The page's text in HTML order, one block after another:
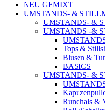
NEU GEMIXT
UMSTANDS- &
UMSTANDS- &
UMSTANDS -&
Tops &
Blusen &
BASICS
UMSTANDS- &
Rundhals &